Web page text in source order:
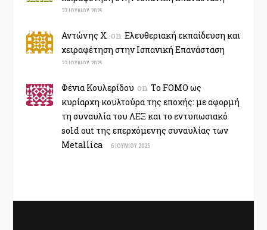
27 ΙΟΥΛΊΟΥ 2025
Αντώνης Χ. on Ελευθεριακή εκπαίδευση και
χειραφέτηση στην Ισπανική Επανάσταση
22 ΙΟΥΛΊΟΥ 2025
Φένια Κουλερίδου on Το FOMO ως
κυρίαρχη κουλτούρα της εποχής: με αφορμή
τη συναυλία του ΛΕΞ και το εντυπωσιακό
sold out της επερχόμενης συναυλίας των
Metallica
6 ΙΟΥΝΊΟΥ 2025